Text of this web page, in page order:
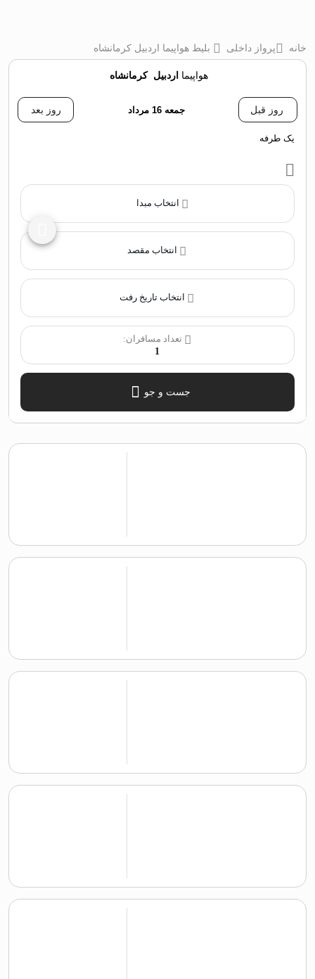
خانه پرواز داخلی بلیط هواپیما اردبیل کرمانشاه
هواپیما اردبیل ‌کرمانشاه
روز قبل جمعه 16 مرداد روز بعد
یک طرفه
انتخاب مبدا
انتخاب مقصد
تعداد مسافران:
1
جست و جو